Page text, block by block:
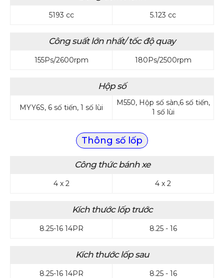
5193 cc 5.123 cc
Công suất lớn nhất/ tốc độ quay
155Ps/2600rpm 180Ps/2500rpm
Hộp số
MYY6S, 6 số tiến, 1 số lùi
M550, Hộp số sàn,6 số tiến,
1 số lùi
Thông số lốp
Công thức bánh xe
4 x 2 4 x 2
Kích thước lốp trước
8.25-16 14PR 8.25 - 16
Kích thước lốp sau
8.25-16 14PR 8.25 - 16